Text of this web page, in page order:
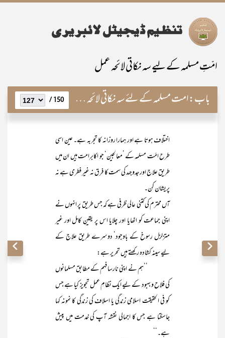
امّتِ مسلمہ کے لیے سہ نکاتی لائحہ عمل
باب:امت مسلمہ کے لئے سہ نکاتی لائحہ عمل اور نہی عن المنکر کی خصوصی اہمیت 150 /
اختلاف ہوتا ہے اور ہمارا روزانہ کا تجربہ ہے۔ عین اسی
طرح امّت مسلمہ کے ’معالجین‘ جو اکابرِ امت ہیں ان میں
طریق علاج اور جدوجہد کی سمت کا فرق نہ غیر فطری ہے نہ
پریشان کن۔
آں محترم کی کتنی عالی ظرفی ہے کہ جس طریق پر انہوں نے
اپنی جماعت کو اٹھایا اور چلایا اس پر یقینِ کامل اور غیر
متزلزل رسوخ کے باوجود‘ دوسرے طریق علاج کے
لیے سینہ کشادہ رکھتے ہیں تحریر ہے:
’’ہم نے اپنی نارسا فہم کے مطابق مسلمانوں
کی فلاح و بہبود کے لیے ایک نظامِ عمل تجویز کیا ہے جس
کو فی الحقیقت اسلامی زندگی یا اسلاف کی زندگی کا نمونہ کہا
جاسکتا ہے جس کا اجمالی نقشہ آپ کی خدمت میں پیش
ہے۔‘‘